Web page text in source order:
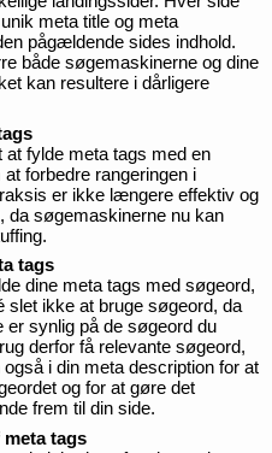
meta title og meta
pågældende sides indhold.
både søgemaskinerne og dine
kan resultere i dårligere
at fylde meta tags med en
forbedre rangeringen i
er ikke længere effektiv og
da søgemaskinerne nu kan
tags
dine meta tags med søgeord,
slet ikke at bruge søgeord, da
er synlig på de søgeord du
derfor få relevante søgeord,
i din meta description for at
og for at gøre det
frem til din side.
tags